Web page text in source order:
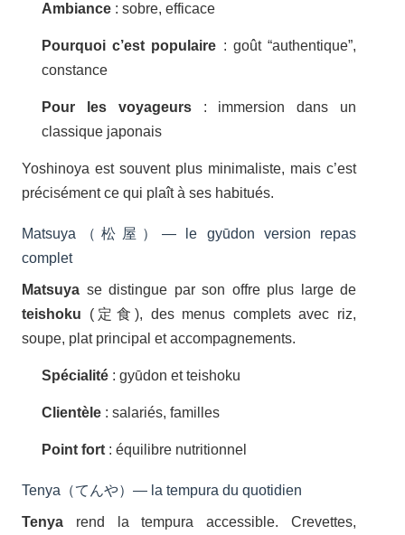
Ambiance : sobre, efficace
Pourquoi c’est populaire : goût “authentique”,
constance
Pour les voyageurs: immersion dans un
classique japonais
Yoshinoya est souvent plus minimaliste, mais c’est
précisément ce qui plaît à ses habitués.
Matsuya（松屋）— le gyūdon version repas
complet
Matsuya se distingue par son offre plus large de
teishoku (定食), des menus complets avec riz,
soupe, plat principal et accompagnements.
Spécialité : gyūdon et teishoku
Clientèle : salariés, familles
Point fort : équilibre nutritionnel
Tenya（てんや）— la tempura du quotidien
Tenya rend la tempura accessible. Crevettes,